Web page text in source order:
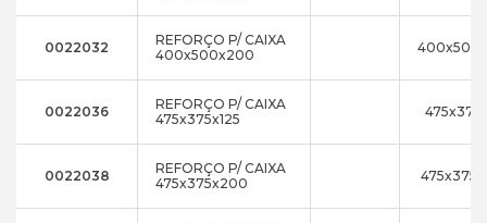
0022032
REFORÇO P/ CAIXA
400x500x200
0022036
REFORÇO P/ CAIXA
475x375x125
0022038
REFORÇO P/ CAIXA
475x375x200